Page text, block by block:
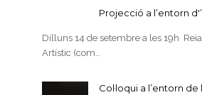
Projecció a l’entorn
Dilluns 14 de setembre a les 19h
Artístic (com…
Col·loqui a l’entorn